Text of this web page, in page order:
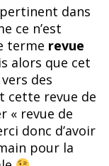
dans
ce n’est
terme revue
alors que cet
des
cette revue de
« revue de
donc d’avoir
pour la